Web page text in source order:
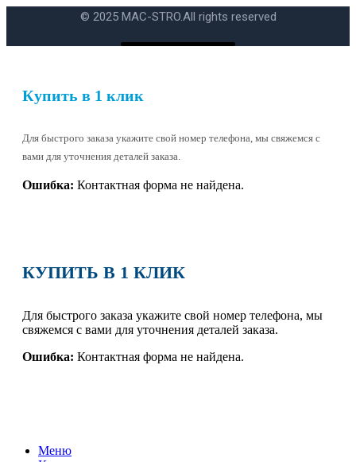
© 2025 MAC-STRO.All rights reserved
Купить в 1 клик
Для быстрого заказа укажите свой номер телефона, мы свяжемся с
вами для уточнения деталей заказа.
Ошибка: Контактная форма не найдена.
КУПИТЬ В 1 КЛИК
Для быстрого заказа укажите свой номер телефона, мы
свяжемся с вами для уточнения деталей заказа.
Ошибка: Контактная форма не найдена.
Меню